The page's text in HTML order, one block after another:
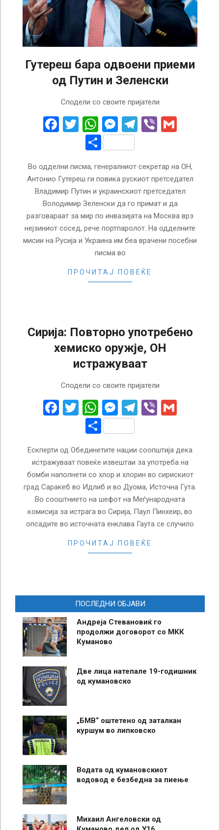
Гутереш бара одвоени приеми
од Путин и Зеленски
Сподели со своите пријатели
Facebook
Twitter
WhatsApp
Messenger
Telegram
Viber
Share
Во одделни писма, генералниот секретар на ОН,
Антонио Гутереш ги повика рускиот претседател
Владимир Путин и украинскиот претседател
Володимир Зеленски да го примат и да
разговараат за мир по инвазијата на Москва врз
нејзиниот сосед, рече портпаролот. На одделните
мисии на Русија и Украина им беа врачени посебни
писма во
ПРОЧИТАЈ ПОВЕЌЕ
Сирија: Повторно употребено
хемиско оружје, ОН
истражуваат
Сподели со своите пријатели
Facebook
Twitter
WhatsApp
Messenger
Telegram
Viber
Share
Ескперти од Обединетите нации соопштија дека
истражуваат повеќе извештаи за употреба на
бомби наполнети со хлор и хлорин во сирискиот
град Саракеб во Идлиб и во Дуома, Источна Гута.
Во сооштнието на шефот на Меѓународната
комисија за истрага во Сирија, Паул Пинхеир, во
опсадите во источната енклава Гаута се случило
ПРОЧИТАЈ ПОВЕЌЕ
ПОСЛЕДНИ ОБЈАВИ
Андреја Стевановиќ го
продолжи договорот со МКК
Куманово
Две лица натепале 19-годишник
од кумановско
„БМВ“ оштетено од заталкан
куршум во липковско
Водата од кумановскиот
водовод е безбедна за пиење
Михаил Ангеловски од